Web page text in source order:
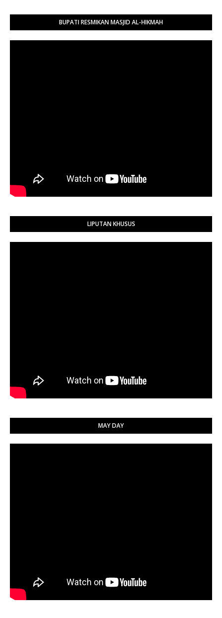
BUPATI RESMIKAN MASJID AL-HIKMAH
LIPUTAN KHUSUS
MAY DAY